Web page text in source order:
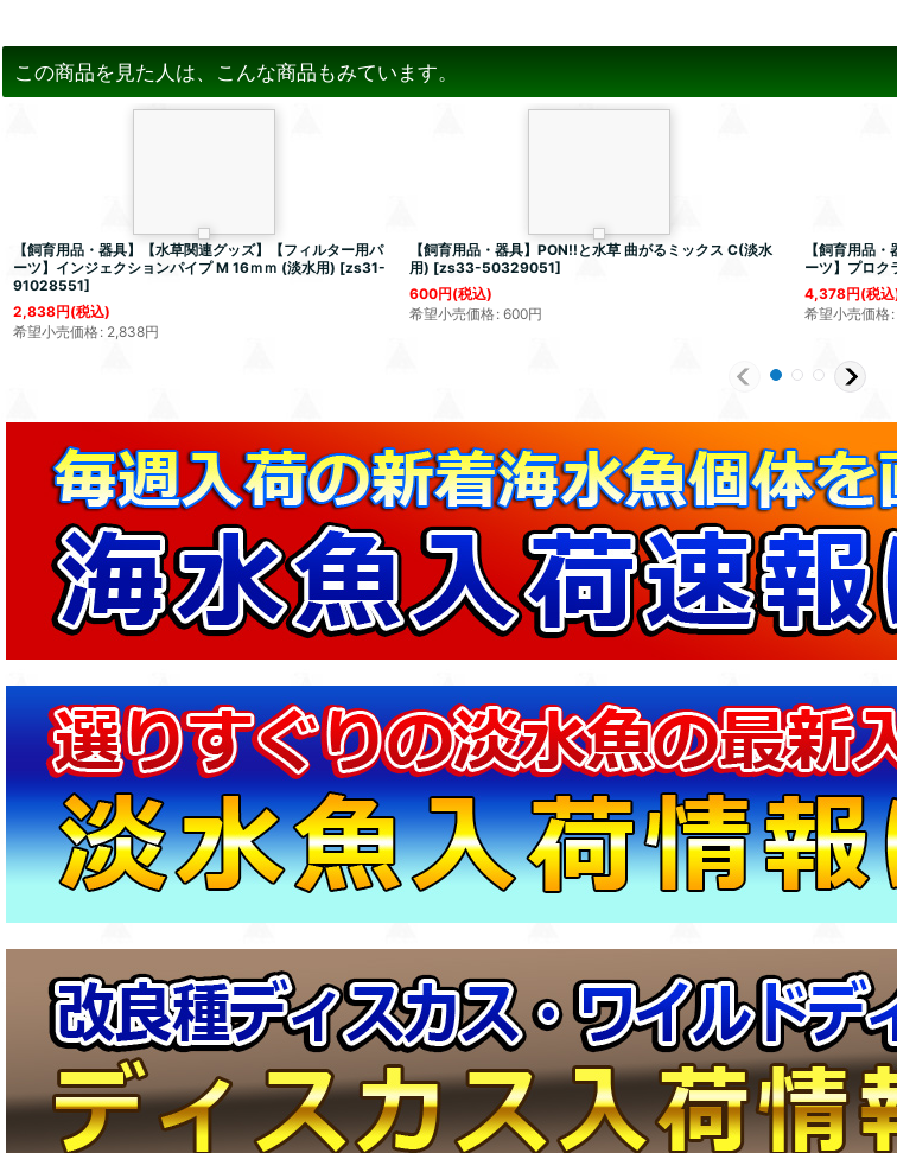
この商品を見た人は、こんな商品もみています。
【飼育用品・器具】【水草関連グッズ】【フィルター用パ
ーツ】インジェクションパイプ M 16ｍｍ (淡水用) [zs31-
91028551]
2,838円(税込)
希望小売価格: 2,838円
【飼育用品・器具】PON!!と水草 曲がるミックス C(淡水
用) [zs33-50329051]
600円(税込)
希望小売価格: 600円
【飼育用品
ーツ】プロク
4,378円(税
希望小売価格: